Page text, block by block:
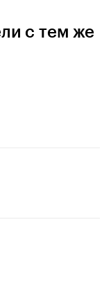
с тем же